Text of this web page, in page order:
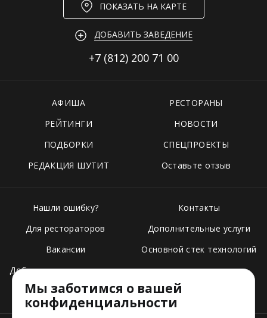
ПОКАЗАТЬ НА КАРТЕ
ДОБАВИТЬ ЗАВЕДЕНИЕ
+7 (812) 200 71 00
АФИША
РЕСТОРАНЫ
РЕЙТИНГИ
НОВОСТИ
ПОДБОРКИ
СПЕЦПРОЕКТЫ
РЕДАКЦИЯ ШУТИТ
Оставьте отзыв
Нашли ошибку?
Для рестораторов
Вакансии
Добавить свое заведение
Тарифы
Контакты
Дополнительные услуги
Основной стек технологий
Мы заботимся о вашей
конфиденциальности